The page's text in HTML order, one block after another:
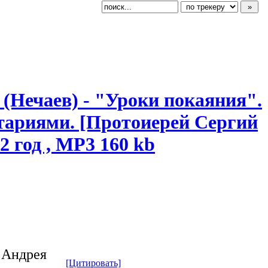
- "Уроки покаяния".
​и. [Протоиерей Сергий
год , MP3 160 kb
[Цитировать]